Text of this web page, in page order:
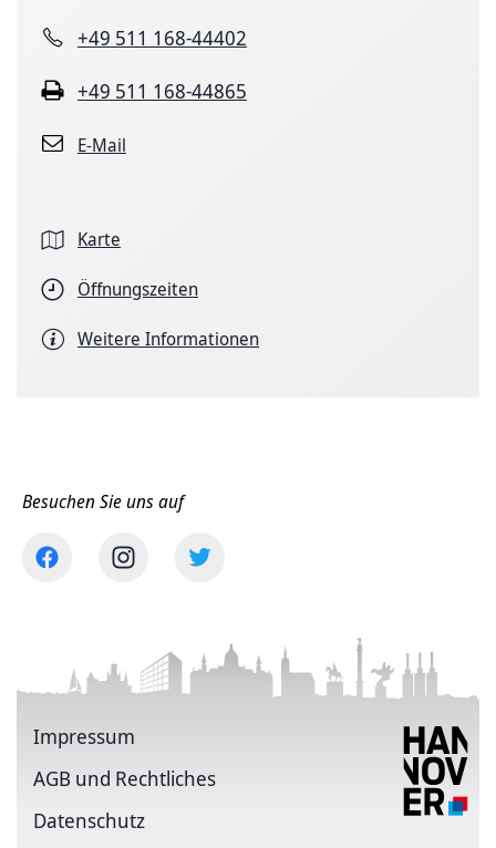
+49 511 168-44402
+49 511 168-44865
E-Mail
Karte
Öffnungszeiten
Weitere Informationen
Besuchen Sie uns auf
Impressum
AGB und Rechtliches
Datenschutz